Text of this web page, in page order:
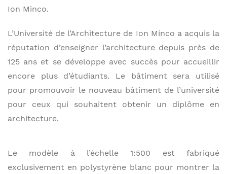
Ion Minco.
L’Université de l’Architecture de Ion Minco a acquis la
réputation d’enseigner l’architecture depuis près de
125 ans et se développe avec succès pour accueillir
encore plus d’étudiants. Le bâtiment sera utilisé
pour promouvoir le nouveau bâtiment de l’université
pour ceux qui souhaitent obtenir un diplôme en
architecture.
Le modèle à l’échelle 1:500 est fabriqué
exclusivement en polystyrène blanc pour montrer la